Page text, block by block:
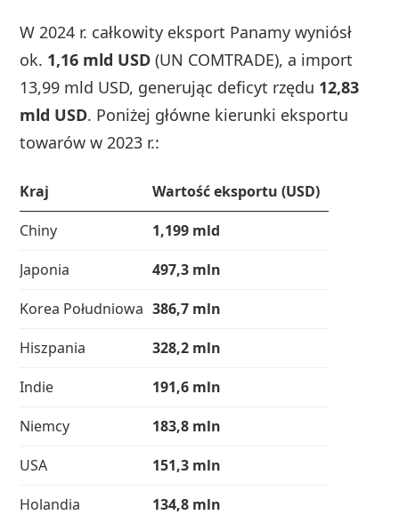
W 2024 r. całkowity eksport Panamy wyniósł
ok. 1,16 mld USD (UN COMTRADE), a import
13,99 mld USD, generując deficyt rzędu 12,83
mld USD. Poniżej główne kierunki eksportu
towarów w 2023 r.:
Kraj
Wartość eksportu (USD)
Chiny
1,199 mld
Japonia
497,3 mln
Korea Południowa 386,7 mln
Hiszpania
328,2 mln
Indie
191,6 mln
Niemcy
183,8 mln
USA
151,3 mln
Holandia
134,8 mln